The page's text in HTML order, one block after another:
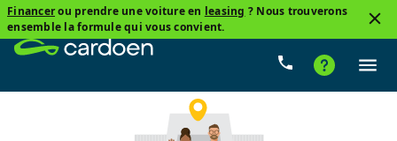
Financerou prendre une voiture en leasing ? Nous trouverons
ensemble la formule qui vous convient.